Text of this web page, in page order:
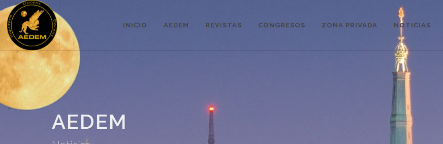
INICIO AEDEM REVISTAS CONGRESOS ZONA PRIVADA NOTICIAS
AEDEM